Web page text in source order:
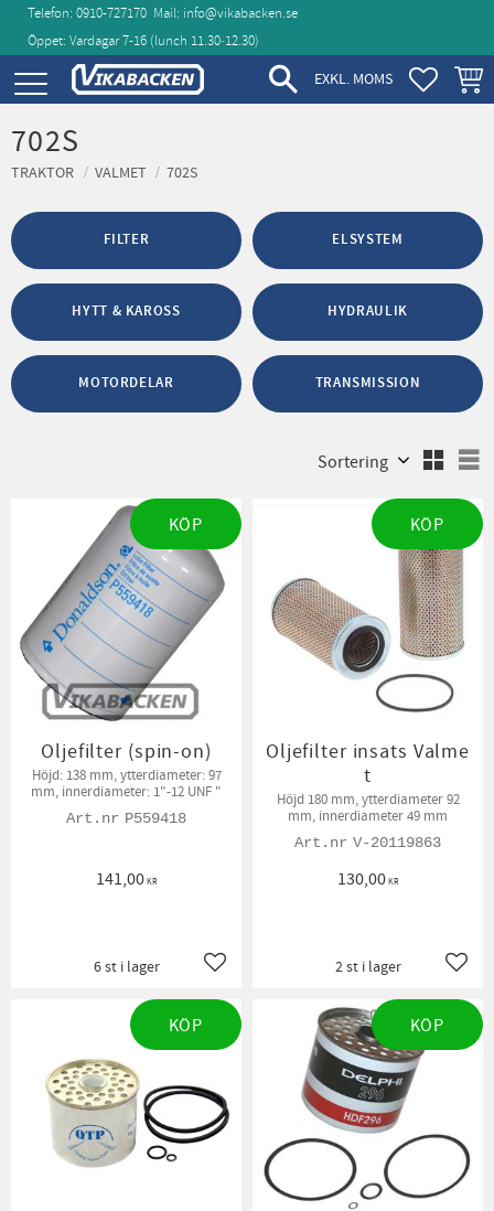
Meny
Telefon: 0910-727170 Mail: info@vikabacken.se
Öppet: Vardagar 7-16 (lunch 11.30‑12.30)
EXKL. MOMS
702S
TRAKTOR VALMET 702S
FILTER ELSYSTEM
HYTT & KAROSS HYDRAULIK
MOTORDELAR TRANSMISSION
Oljefilter (spin-on)
Höjd: 138 mm, ytterdiameter: 97
mm, innerdiameter: 1"-12 UNF "
P559418
141,00KR
Lägg till i favoriter
6 st i lager
KÖP
Oljefilter insats Valme
t
Höjd 180 mm, ytterdiameter 92
mm, innerdiameter 49 mm
V-20119863
130,00KR
2 st i lager
KÖP
KÖP KÖP